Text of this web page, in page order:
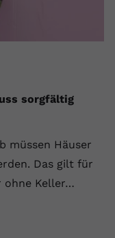
sorgfältig
müssen Häuser
Das gilt für
ohne Keller…